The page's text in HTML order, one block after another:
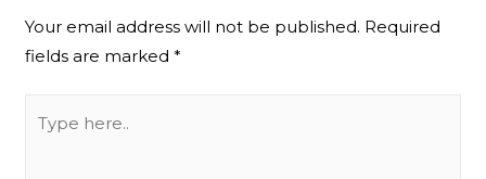
Your email address will not be published. Required
fields are marked*
here..